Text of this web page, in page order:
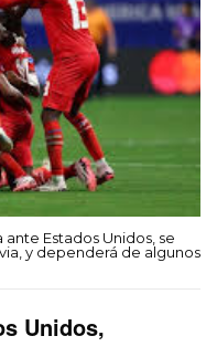
Estados Unidos, se
y dependerá de algunos
Unidos,